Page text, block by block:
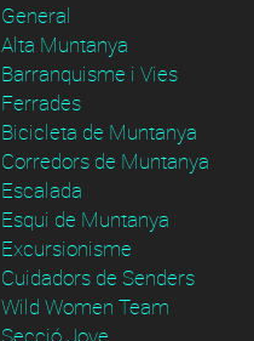
General
Alta Muntanya
Barranquisme i Vies
Ferrades
Bicicleta de Muntanya
Corredors de Muntanya
Escalada
Esqui de Muntanya
Excursionisme
Cuidadors de Senders
Wild Women Team